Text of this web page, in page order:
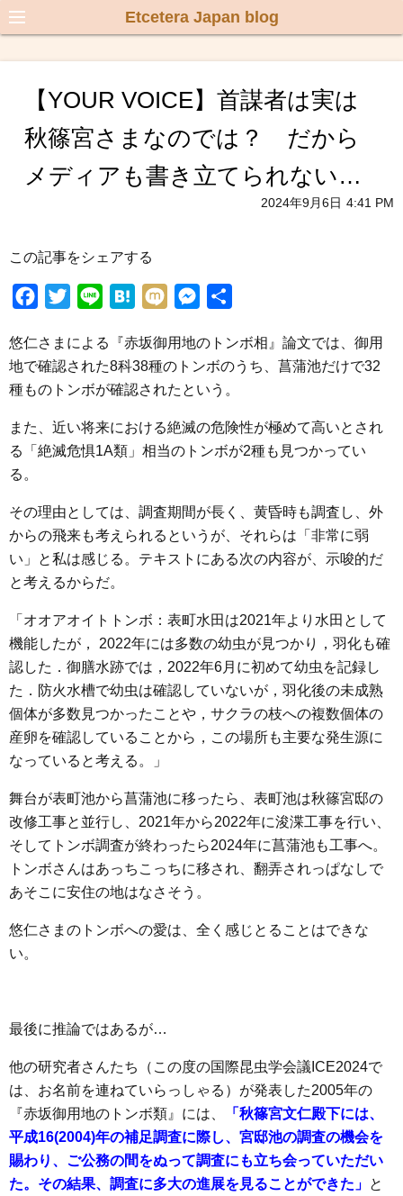
Etcetera Japan blog
【YOUR VOICE】首謀者は実は
秋篠宮さまなのでは？ だから
メディアも書き立てられない…
2024年9月6日 4:41 PM
この記事をシェアする
c
e
b
o
i
t
t
e
r
n
e
H
t
e
n
a
M
x
i
s
s
e
n
g
悠仁さまによる『赤坂御用地のトンボ相』論文では、御用
地で確認された8科38種のトンボのうち、菖蒲池だけで32
種ものトンボが確認されたという。
また、近い将来における絶滅の危険性が極めて高いとされ
る「絶滅危惧1A類」相当のトンボが2種も見つかってい
る。
その理由としては、調査期間が長く、黄昏時も調査し、外
からの飛来も考えられるというが、それらは「非常に弱
い」と私は感じる。テキストにある次の内容が、示唆的だ
と考えるからだ。
「オオアオイトトンボ：表町水田は2021年より水田として
機能したが， 2022年には多数の幼虫が見つかり，羽化も確
認した．御膳水跡では，2022年6月に初めて幼虫を記録し
た．防火水槽で幼虫は確認していないが，羽化後の未成熟
個体が多数見つかったことや，サクラの枝への複数個体の
産卵を確認していることから，この場所も主要な発生源に
なっていると考える。」
舞台が表町池から菖蒲池に移ったら、表町池は秋篠宮邸の
改修工事と並行し、2021年から2022年に浚渫工事を行い、
そしてトンボ調査が終わったら2024年に菖蒲池も工事へ。
トンボさんはあっちこっちに移され、翻弄されっぱなしで
あそこに安住の地はなさそう。
悠仁さまのトンボへの愛は、全く感じとることはできな
い。
最後に推論ではあるが…
他の研究者さんたち（この度の国際昆虫学会議ICE2024で
は、お名前を連ねていらっしゃる）が発表した2005年の
『赤坂御用地のトンボ類』には、
「秋篠宮文仁殿下には、
平成16(2004)年の補足調査に際し、宮邸池の調査の機会を
賜わり、ご公務の間をぬって調査にも立ち会っていただい
た。その結果、調査に多大の進展を見ることができた」 と